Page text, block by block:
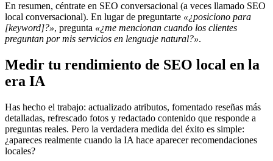
En resumen, céntrate en SEO conversacional (a veces llamado SEO
local conversacional). En lugar de preguntarte «¿posiciono para
[keyword]?», pregunta «¿me mencionan cuando los clientes
preguntan por mis servicios en lenguaje natural?».
Medir tu rendimiento de SEO local en la
era IA
Has hecho el trabajo: actualizado atributos, fomentado reseñas más
detalladas, refrescado fotos y redactado contenido que responde a
preguntas reales. Pero la verdadera medida del éxito es simple:
¿apareces realmente cuando la IA hace aparecer recomendaciones
locales?